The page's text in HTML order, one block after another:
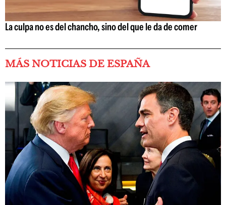
La culpa no es del chancho, sino del que le da de comer
MÁS NOTICIAS DE ESPAÑA